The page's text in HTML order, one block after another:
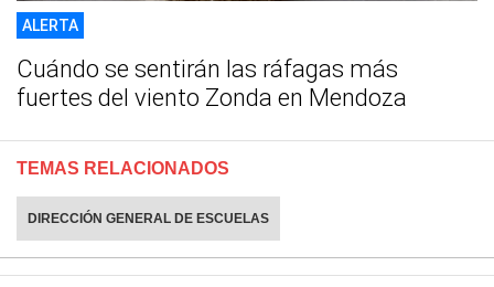
ALERTA
Cuándo se sentirán las ráfagas más
fuertes del viento Zonda en Mendoza
TEMAS RELACIONADOS
DIRECCIÓN GENERAL DE ESCUELAS